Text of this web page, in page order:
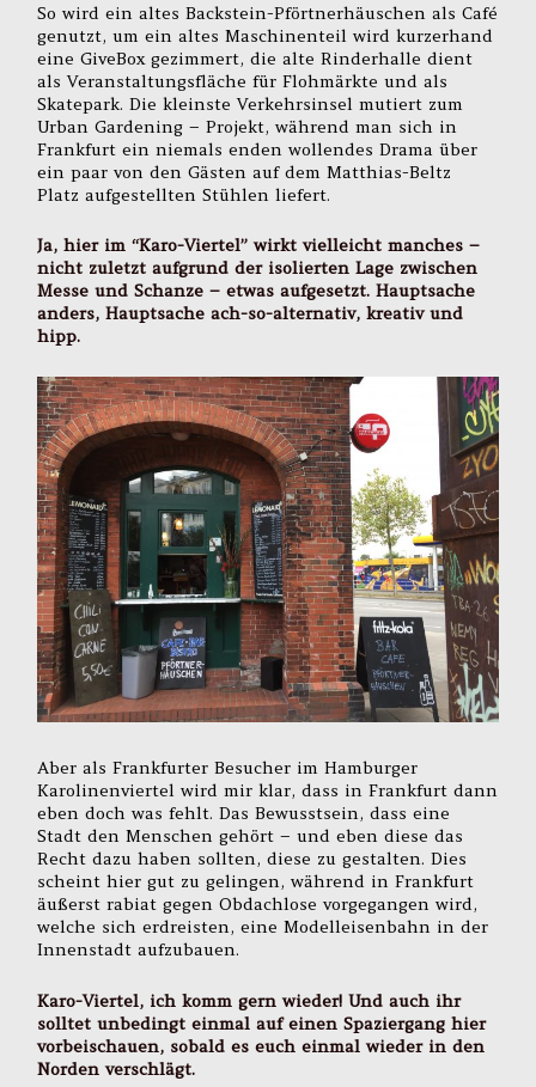
So wird ein altes Backstein-Pförtnerhäuschen als Café
genutzt, um ein altes Maschinenteil wird kurzerhand
eine GiveBox gezimmert, die alte Rinderhalle dient
als Veranstaltungsfläche für Flohmärkte und als
Skatepark. Die kleinste Verkehrsinsel mutiert zum
Urban Gardening – Projekt, während man sich in
Frankfurt ein niemals enden wollendes Drama über
ein paar von den Gästen auf dem Matthias-Beltz
Platz aufgestellten Stühlen liefert.
Ja, hier im “Karo-Viertel” wirkt vielleicht manches –
nicht zuletzt aufgrund der isolierten Lage zwischen
Messe und Schanze – etwas aufgesetzt. Hauptsache
anders, Hauptsache ach-so-alternativ, kreativ und
hipp.
Aber als Frankfurter Besucher im Hamburger
Karolinenviertel wird mir klar, dass in Frankfurt dann
eben doch was fehlt. Das Bewusstsein, dass eine
Stadt den Menschen gehört – und eben diese das
Recht dazu haben sollten, diese zu gestalten. Dies
scheint hier gut zu gelingen, während in Frankfurt
äußerst rabiat gegen Obdachlose vorgegangen wird,
welche sich erdreisten, eine Modelleisenbahn in der
Innenstadt aufzubauen.
Karo-Viertel, ich komm gern wieder! Und auch ihr
solltet unbedingt einmal auf einen Spaziergang hier
vorbeischauen, sobald es euch einmal wieder in den
Norden verschlägt.